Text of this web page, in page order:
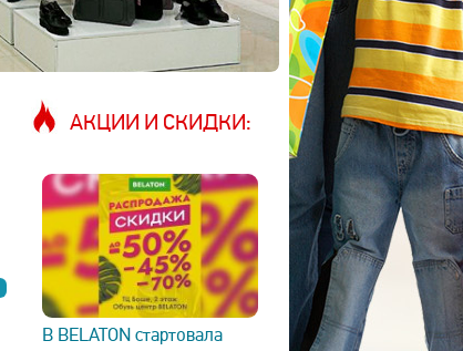
АКЦИИ И СКИДКИ:
В BELATON стартовала